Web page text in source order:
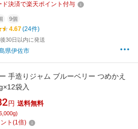
ド決済で楽天ポイント付与
9個
4.67(24件)
30日以内に発送
県伊佐市
手造りジャム ブルーベリー つめかえ
袋入
円 送料無料
ト (1倍)